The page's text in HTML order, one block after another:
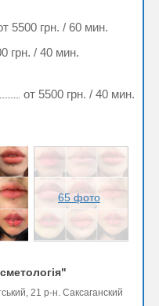
5500 грн. / 60 мин.
грн. / 40 мин.
от 5500 грн. / 40 мин.
65 фото
21 р-н. Саксаганский